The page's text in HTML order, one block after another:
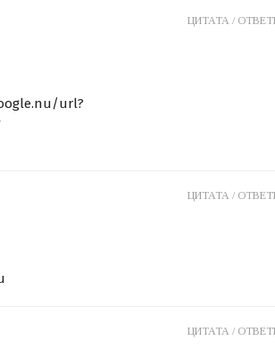
url?
ЦИТАТА /
ЦИТАТА /
ЦИТАТА /